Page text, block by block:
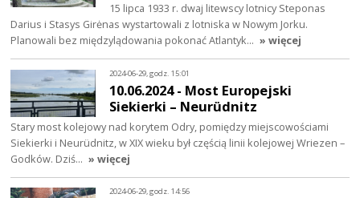
15 lipca 1933 r. dwaj litewscy lotnicy Steponas
Darius i Stasys Girėnas wystartowali z lotniska w Nowym Jorku.
Planowali bez międzylądowania pokonać Atlantyk… » więcej
2024-06-29, godz. 15:01
10.06.2024 - Most Europejski
Siekierki – Neurüdnitz
Stary most kolejowy nad korytem Odry, pomiędzy miejscowościami
Siekierki i Neurüdnitz, w XIX wieku był częścią linii kolejowej Wriezen –
Godków. Dziś… » więcej
2024-06-29, godz. 14:56